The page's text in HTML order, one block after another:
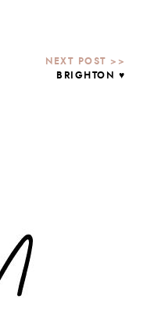
BRIGHTON ♥